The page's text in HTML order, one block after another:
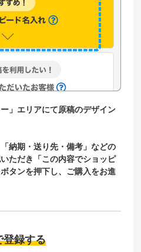
ー」エリアにて原稿のデザイン
「納期・送り先・備考」などの
ただき「この内容でショッピ
タンを押下し、ご購入をお進
登録する